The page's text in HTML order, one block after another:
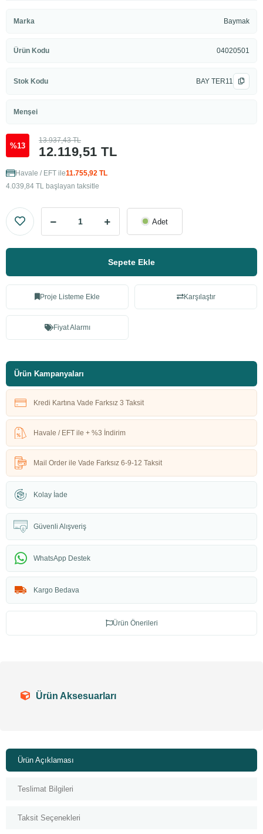
Marka Baymak
Ürün Kodu 04020501
Stok Kodu BAY TER11
Menşei
%13 12.119,51 TL
13.937,43 TL
Havale / EFT ile11.755,92 TL
4.039,84 TL başlayan taksitle
Adet
Sepete Ekle
Proje Listeme Ekle Karşılaştır
Fiyat Alarmı
Ürün Kampanyaları
Kredi Kartına Vade Farksız 3 Taksit
Havale / EFT ile + %3 İndirim
Mail Order ile Vade Farksız 6-9-12 Taksit
Kolay İade
Güvenli Alışveriş
WhatsApp Destek
Kargo Bedava
Ürün Önerileri
Ürün Aksesuarları
Ürün Açıklaması
Teslimat Bilgileri
Taksit Seçenekleri